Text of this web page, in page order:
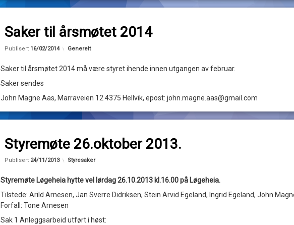
Saker til årsmøtet 2014
Publisert 16/02/2014 Kategorier:
Generelt
Saker til årsmøtet 2014 må være styret ihende innen utgangen av februar.
Saker sendes
John Magne Aas, Marraveien 12 4375 Hellvik, epost: john.magne.aas@gmail.com
Styremøte 26.oktober 2013.
Publisert 24/11/2013
Oppdatert
Kategorier:
Styresaker
Styremøte Løgeheia hytte vel lørdag 26.10.2013 kl.16.00 på Løgeheia.
Tilstede: Arild Arnesen, Jan Sverre Didriksen, Stein Arvid Egeland, Ingrid Egeland, John
Forfall: Tone Arnesen
Sak 1 Anleggsarbeid utført i høst: